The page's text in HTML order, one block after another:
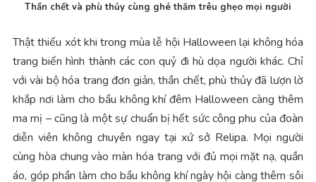
Thần chết và phù thủy cùng ghé thăm trêu ghẹo mọi người
Thật thiếu xót khi trong mùa lễ hội Halloween lại không hóa
trang biến hình thành các con quỷ đi hù dọa người khác. Chỉ
với vài bộ hóa trang đơn giản, thần chết, phù thủy đã lượn lờ
khắp nơi làm cho bầu không khí đêm Halloween càng thêm
ma mị – cũng là một sự chuẩn bị hết sức công phu của đoàn
diễn viên không chuyên ngay tại xứ sở Relipa. Mọi người
cùng hòa chung vào màn hóa trang với đủ mọi mặt nạ, quần
áo, góp phần làm cho bầu không khí ngày hội càng thêm sôi